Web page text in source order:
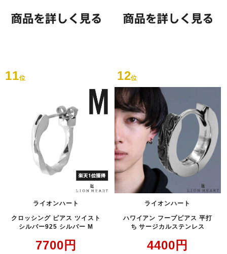
ライオンハート
クロッシング ピアス ツイスト
シルバー925 シルバー M
7700 円
11位
ライオンハート
ハワイアン フープピアス 平打
ち サージカルステンレス
4400 円
12位